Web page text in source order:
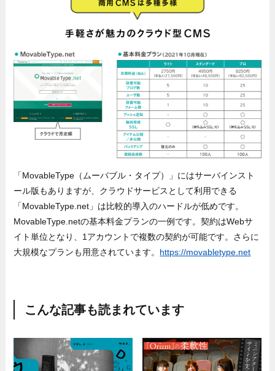
「MovableType（ムーバブル・タイプ）」にはサーバインスト
ール版もありますが、クラウドサービスとして利用できる
「MovableType.net」は比較的導入のハードルが低めです。
MovableType.netの基本料金プランの一例です。契約はWebサ
イト単位となり、1アカウントで複数の契約が可能です。さらに
大規模なプランも用意されています。 https://movabletype.net
こんな記事も読まれています